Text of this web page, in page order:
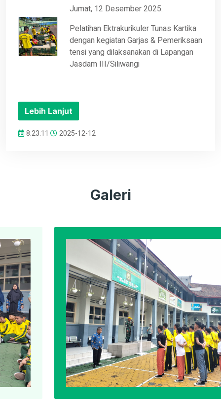
Jumat, 12 Desember 2025.
Pelatihan Ektrakurikuler Tunas Kartika
dengan kegiatan Garjas & Pemeriksaan
tensi yang dilaksanakan di Lapangan
Jasdam III/Siliwangi
Lebih Lanjut
8:23:11 2025-12-12
Galeri